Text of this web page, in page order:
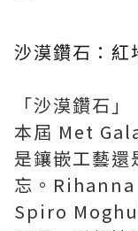
沙漠鑽石：紅
「沙漠鑽石
本屆 Met
是鑲嵌工藝
忘。Rihanna
Spiro